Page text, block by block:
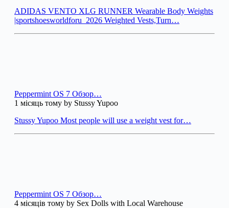
ADIDAS VENTO XLG RUNNER Wearable Body Weights
|sportshoesworldforu_2026 Weighted Vests,Turn…
Peppermint OS 7 Обзор…
1 місяць тому by Stussy Yupoo
Stussy Yupoo Most people will use a weight vest for…
Peppermint OS 7 Обзор…
4 місяців тому by Sex Dolls with Local Warehouse